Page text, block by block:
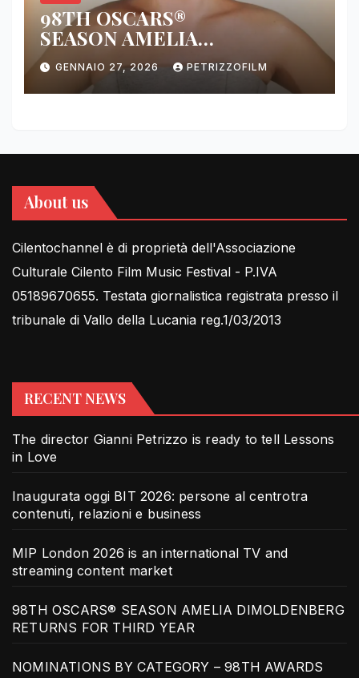
98TH OSCARS®
SEASON AMELIA
DIMOLDENBERG RETURNS
FOR THIRD YEAR
GENNAIO 27, 2026 PETRIZZOFILM
About us
Cilentochannel è di proprietà dell'Associazione
Culturale Cilento Film Music Festival - P.IVA
05189670655. Testata giornalistica registrata presso il
tribunale di Vallo della Lucania reg.1/03/2013
RECENT NEWS
The director Gianni Petrizzo is ready to tell Lessons
in Love
Inaugurata oggi BIT 2026: persone al centrotra
contenuti, relazioni e business
MIP London 2026 is an international TV and
streaming content market
98TH OSCARS® SEASON AMELIA DIMOLDENBERG
RETURNS FOR THIRD YEAR
NOMINATIONS BY CATEGORY – 98TH AWARDS